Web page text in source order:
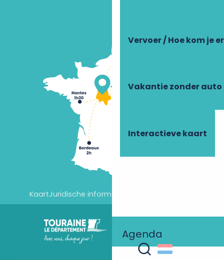
Vervoer / Hoe kom je
Vakantie zonder auto
Interactieve kaart
Agenda
KaartJuridische informatie